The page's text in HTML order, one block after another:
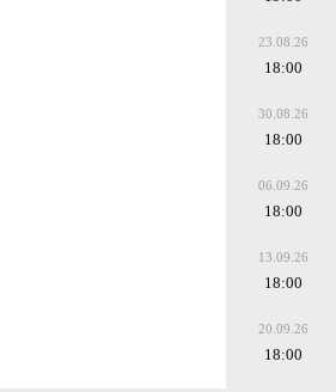
23.08.26
18:00
30.08.26
18:00
06.09.26
18:00
13.09.26
18:00
20.09.26
18:00